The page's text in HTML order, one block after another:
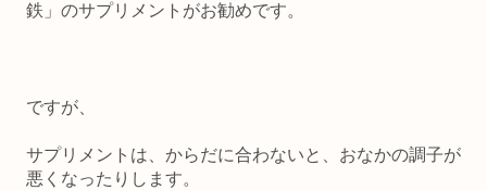
鉄」のサプリメントがお勧めです。
ですが、
サプリメントは、からだに合わないと、おなかの調子が
悪くなったりします。